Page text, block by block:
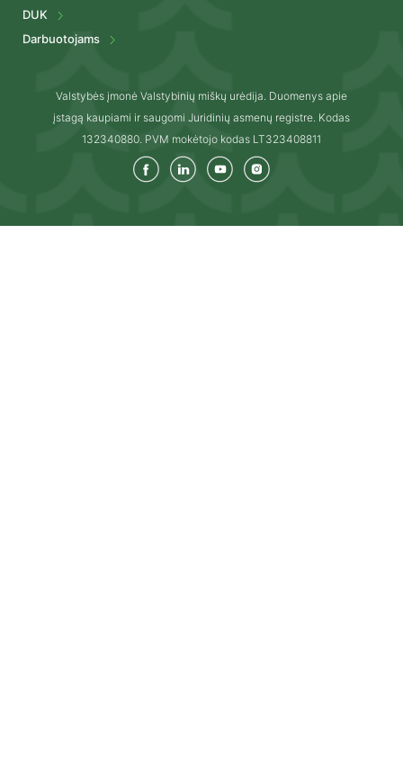
DUK
Darbuotojams
Valstybės įmonė Valstybinių miškų urėdija. Duomenys apie
įstagą kaupiami ir saugomi Juridinių asmenų registre. Kodas
132340880. PVM mokėtojo kodas LT323408811